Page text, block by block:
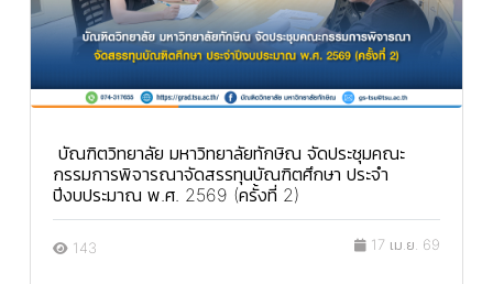
บัณฑิตวิทยาลัย มหาวิทยาลัยทักษิณ จัดประชุมคณะ
กรรมการพิจารณาจัดสรรทุนบัณฑิตศึกษา ประจำ
ปีงบประมาณ พ.ศ. 2569 (ครั้งที่ 2)
143 17 เม.ย. 69